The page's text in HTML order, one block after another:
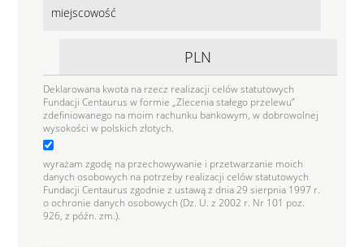
Deklarowana kwota na rzecz realizacji celów statutowych
Fundacji Centaurus w formie „Zlecenia stałego przelewu”
zdefiniowanego na moim rachunku bankowym, w dobrowolnej
wysokości w polskich złotych.
wyrażam zgodę na przechowywanie i przetwarzanie moich
danych osobowych na potrzeby realizacji celów statutowych
Fundacji Centaurus zgodnie z ustawą z dnia 29 sierpnia 1997 r.
o ochronie danych osobowych (Dz. U. z 2002 r. Nr 101 poz.
926, z późn. zm.).